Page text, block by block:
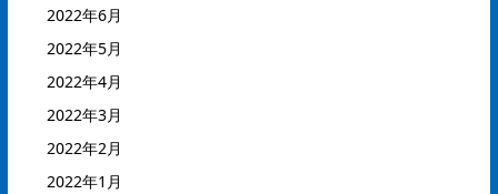
2022年6月
2022年5月
2022年4月
2022年3月
2022年2月
2022年1月